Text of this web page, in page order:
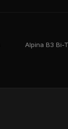
Alpina B3 Bi-